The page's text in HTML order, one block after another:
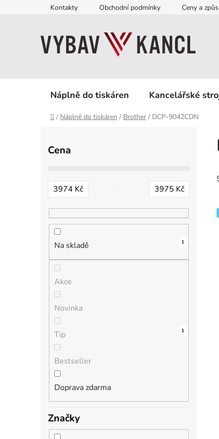
Kontakty Obchodní podmínky Ceny a
Náplně do tiskáren Kancelářské
Domů
/ Náplně do tiskáren / Brother / DCP-9042CDN
Cena
3974 Kč 3975 Kč
Na skladě 1
Akce
0
Novinka
0
Tip 0
Bestseller
0
Doprava zdarma
1
Značky